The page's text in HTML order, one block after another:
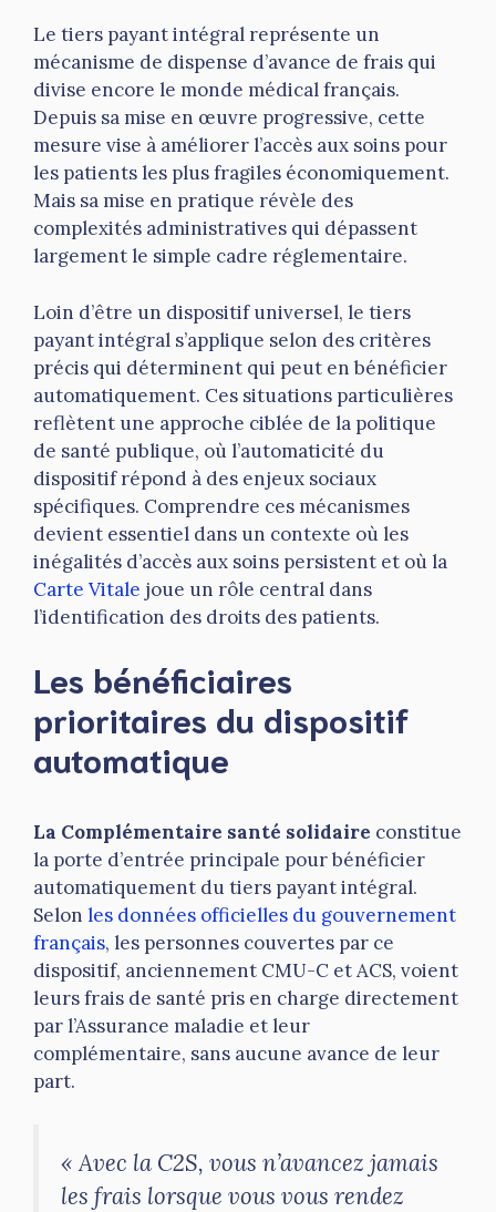
Le tiers payant intégral représente un
mécanisme de dispense d’avance de frais qui
divise encore le monde médical français.
Depuis sa mise en œuvre progressive, cette
mesure vise à améliorer l’accès aux soins pour
les patients les plus fragiles économiquement.
Mais sa mise en pratique révèle des
complexités administratives qui dépassent
largement le simple cadre réglementaire.
Loin d’être un dispositif universel, le tiers
payant intégral s’applique selon des critères
précis qui déterminent qui peut en bénéficier
automatiquement. Ces situations particulières
reflètent une approche ciblée de la politique
de santé publique, où l’automaticité du
dispositif répond à des enjeux sociaux
spécifiques. Comprendre ces mécanismes
devient essentiel dans un contexte où les
inégalités d’accès aux soins persistent et où la
Carte Vitale joue un rôle central dans
l’identification des droits des patients.
Les bénéficiaires
prioritaires du dispositif
automatique
La Complémentaire santé solidaire constitue
la porte d’entrée principale pour bénéficier
automatiquement du tiers payant intégral.
Selon les données officielles du gouvernement
français, les personnes couvertes par ce
dispositif, anciennement CMU-C et ACS, voient
leurs frais de santé pris en charge directement
par l’Assurance maladie et leur
complémentaire, sans aucune avance de leur
part.
« Avec la C2S, vous n’avancez jamais
les frais lorsque vous vous rendez